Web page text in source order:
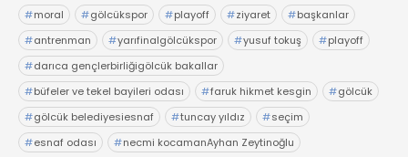
#moral #gölcükspor #playoff #ziyaret #başkanlar
#antrenman #yarıfinalgölcükspor #yusuf tokuş #playoff
#darıca gençlerbirliğigölcük bakallar
#büfeler ve tekel bayileri odası #faruk hikmet kesgin #gölcük
#gölcük belediyesiesnaf #tuncay yıldız #seçim
#esnaf odası #necmi kocamanAyhan Zeytinoğlu